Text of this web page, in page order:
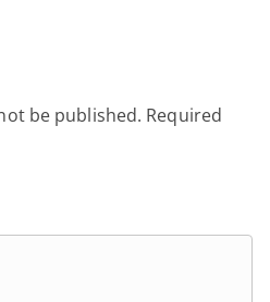
be published. Required